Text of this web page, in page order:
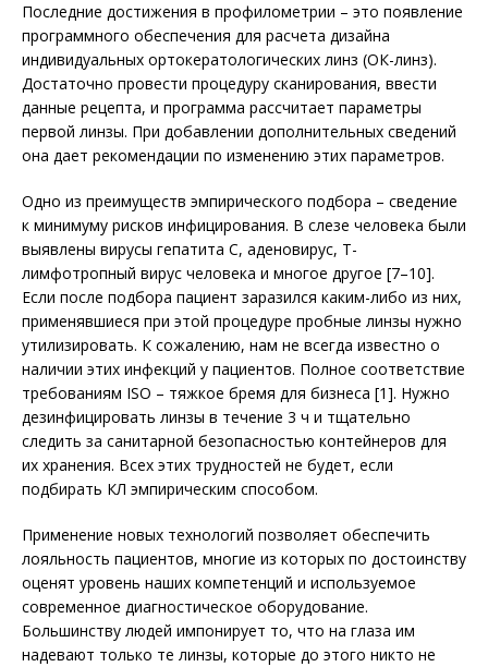
Последние достижения в профилометрии – это появление
программного обеспечения для расчета дизайна
индивидуальных ортокератологических линз (ОК-линз).
Достаточно провести процедуру сканирования, ввести
данные рецепта, и программа рассчитает параметры
первой линзы. При добавлении дополнительных сведений
она дает рекомендации по изменению этих параметров.
Одно из преимуществ эмпирического подбора – сведение
к минимуму рисков инфицирования. В слезе человека были
выявлены вирусы гепатита С, аденовирус, Т-
лимфотропный вирус человека и многое другое [7–10].
Если после подбора пациент заразился каким-либо из них,
применявшиеся при этой процедуре пробные линзы нужно
утилизировать. К сожалению, нам не всегда известно о
наличии этих инфекций у пациентов. Полное соответствие
требованиям ISO – тяжкое бремя для бизнеса [1]. Нужно
дезинфицировать линзы в течение 3 ч и тщательно
следить за санитарной безопасностью контейнеров для
их хранения. Всех этих трудностей не будет, если
подбирать КЛ эмпирическим способом.
Применение новых технологий позволяет обеспечить
лояльность пациентов, многие из которых по достоинству
оценят уровень наших компетенций и используемое
современное диагностическое оборудование.
Большинству людей импонирует то, что на глаза им
надевают только те линзы, которые до этого никто не